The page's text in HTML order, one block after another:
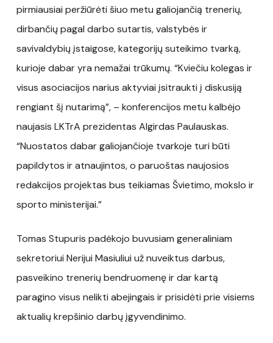
pirmiausiai peržiūrėti šiuo metu galiojančią trenerių,
dirbančių pagal darbo sutartis, valstybės ir
savivaldybių įstaigose, kategorijų suteikimo tvarką,
kurioje dabar yra nemažai trūkumų. “Kviečiu kolegas ir
visus asociacijos narius aktyviai įsitraukti į diskusiją
rengiant šį nutarimą”, – konferencijos metu kalbėjo
naujasis LKTrA prezidentas Algirdas Paulauskas.
“Nuostatos dabar galiojančioje tvarkoje turi būti
papildytos ir atnaujintos, o paruoštas naujosios
redakcijos projektas bus teikiamas Švietimo, mokslo ir
sporto ministerijai.”
Tomas Stupuris padėkojo buvusiam generaliniam
sekretoriui Nerijui Masiuliui už nuveiktus darbus,
pasveikino trenerių bendruomenę ir dar kartą
paragino visus nelikti abejingais ir prisidėti prie visiems
aktualių krepšinio darbų įgyvendinimo.